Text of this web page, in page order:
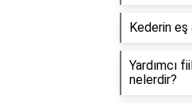
Kederin eş
Yardımcı
nelerdir?